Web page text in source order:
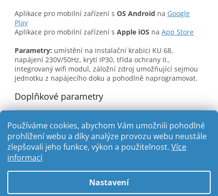
Používáme cookies, abychom Vám umožnili pohodlné
prohlížení webu a díky analýze provozu webu neustále
zlepšovali jeho funkce, výkon a použitelnost. Více
informací
Nastavení
Aplikace pro mobilní zařízení s OS Android na Google
Play
Aplikace pro mobilní zařízení s Apple iOS na App Store
Parametry: umístění na instalační krabici KU 68,
napájení 230V/50Hz, krytí IP30, třída ochrany II.,
integrovaný wifi modul, záložní zdroj umožňující sejmou
jednotku z napájecího doku a pohodlně naprogramovat.
Doplňkové parametry